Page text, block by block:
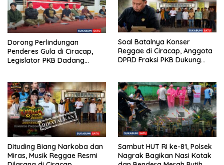
Dorong Perlindungan
Penderes Gula di Ciracap,
Legislator PKB Dadang
Ketenagakerjaan
Soal Batalnya Konser
Reggae di Ciracap, Anggota
DPRD Fraksi PKB Dukung
Dituding Biang Narkoba dan
Miras, Musik Reggae Resmi
Sambut HUT RI ke-81, Polsek
Nagrak Bagikan Nasi Kotak